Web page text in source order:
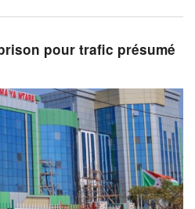
pour trafic présumé